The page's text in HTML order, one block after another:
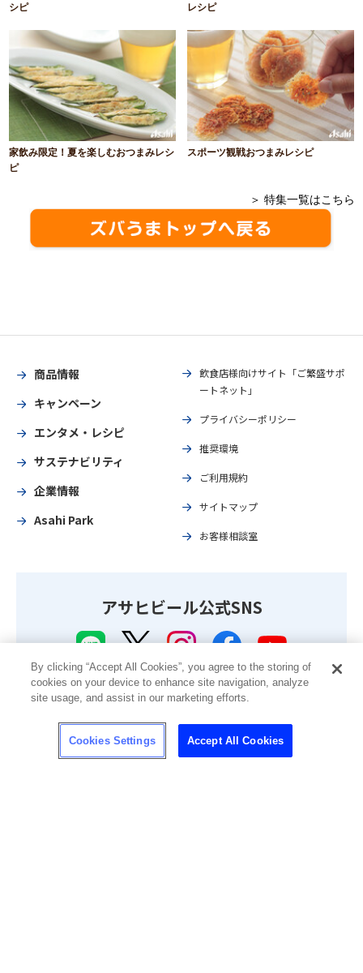
シピ
レシピ
家飲み限定！夏を楽しむおつまみレシ
ピ
スポーツ観戦おつまみレシピ
＞ 特集一覧はこちら
商品情報
キャンペーン
エンタメ・レシピ
サステナビリティ
企業情報
Asahi Park
飲食店様向けサイト「ご繁盛サポ
ートネット」
プライバシーポリシー
推奨環境
ご利用規約
サイトマップ
お客様相談室
アサヒビール公式SNS
最新商品やキャンペーン情報、CMやメイキング動画などを掲載
しています。
By clicking “Accept All Cookies”, you agree to the storing of
cookies on your device to enhance site navigation, analyze
site usage, and assist in our marketing efforts.
Cookies Settings Accept All Cookies